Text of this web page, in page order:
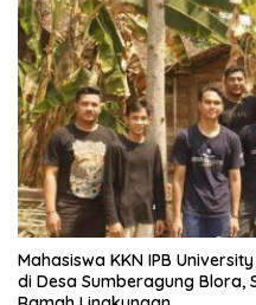
Mahasiswa KKN IPB
di Desa Sumberagung Blora,